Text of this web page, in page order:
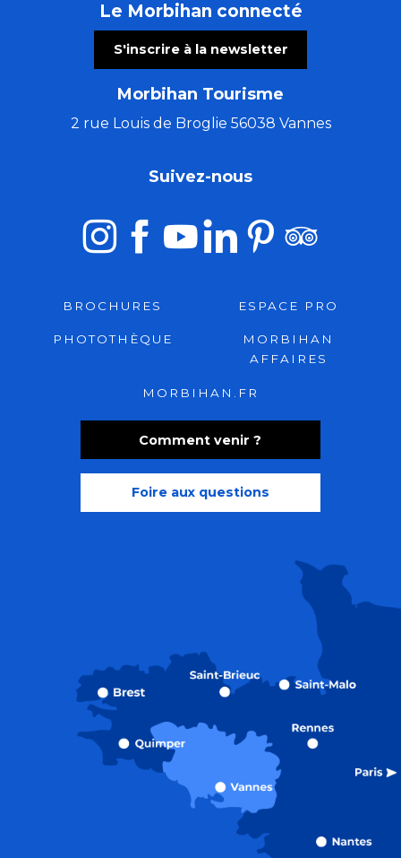
Le Morbihan connecté
S'inscrire à la newsletter
Morbihan Tourisme
2 rue Louis de Broglie 56038 Vannes
Comment venir ?
Foire aux questions
Suivez-nous
BROCHURES ESPACE PRO
PHOTOTHÈQUE
MORBIHAN
AFFAIRES
MORBIHAN.FR